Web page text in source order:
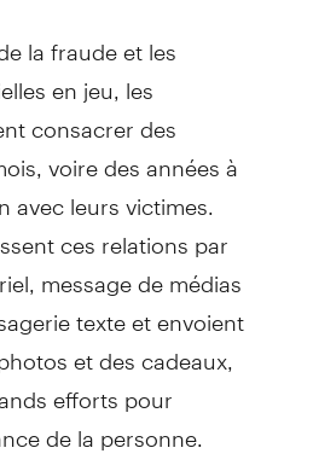
la fraude et les
en jeu, les
consacrer des
voire des années à
leurs victimes.
ces relations par
message de médias
texte et envoient
et des cadeaux,
efforts pour
de la personne.